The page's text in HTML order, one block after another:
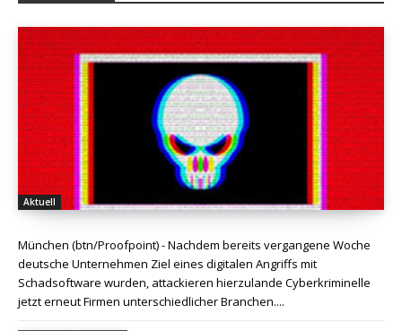
Aktuell
München (btn/Proofpoint) - Nachdem bereits vergangene Woche
deutsche Unternehmen Ziel eines digitalen Angriffs mit
Schadsoftware wurden, attackieren hierzulande Cyberkriminelle
jetzt erneut Firmen unterschiedlicher Branchen....